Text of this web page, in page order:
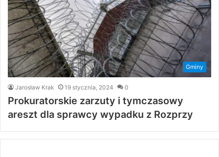
Gminy
Jarosław Krak 19 stycznia, 2024 0
Prokuratorskie zarzuty i tymczasowy
areszt dla sprawcy wypadku z Rozprzy